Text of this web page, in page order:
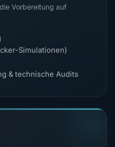
Vorbereitung auf
Simulationen)
& technische Audits